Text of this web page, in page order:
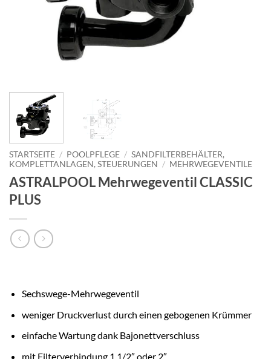
STARTSEITE / POOLPFLEGE / SANDFILTERBEHÄLTER,
KOMPLETTANLAGEN, STEUERUNGEN / MEHRWEGEVENTILE
ASTRALPOOL Mehrwegeventil CLASSIC
PLUS
Sechswege-Mehrwegeventil
weniger Druckverlust durch einen gebogenen Krümmer
einfache Wartung dank Bajonettverschluss
mit Filterverbindung 1 1/2″ oder 2″